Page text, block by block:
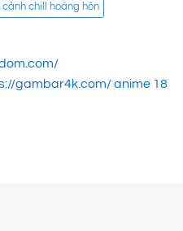
chill hoàng hôn
gambar4k.com/anime 18